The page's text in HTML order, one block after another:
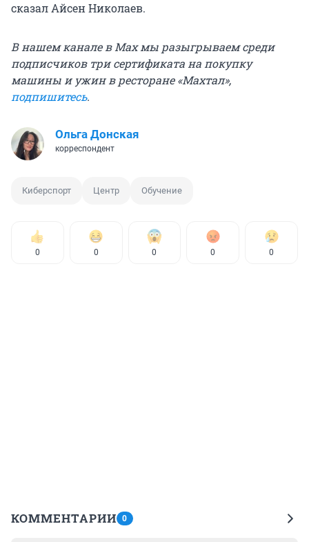
сказал Айсен Николаев.
В нашем канале в Max мы разыгрываем среди
подписчиков три сертификата на покупку
машины и ужин в ресторане «Махтал»,
подпишитесь.
Ольга Донская
корреспондент
Киберспорт Центр Обучение
0 0 0 0 0
КОММЕНТАРИИ 0